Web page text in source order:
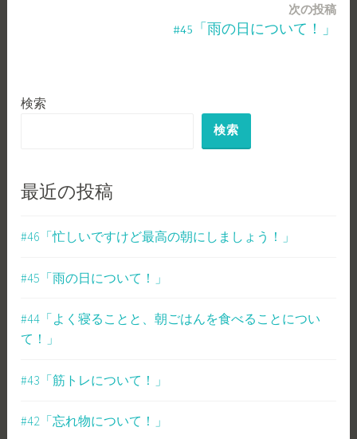
ー
ン
次の投稿
#45「雨の日について！」
検索
検索
最近の投稿
#46「忙しいですけど最高の朝にしましょう！」
#45「雨の日について！」
#44「よく寝ることと、朝ごはんを食べることについ
て！」
#43「筋トレについて！」
#42「忘れ物について！」